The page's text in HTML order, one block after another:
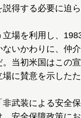
得する必要に迫ら
場を利用し、
いかわりに、仲
当初米国はこの
に賛意を示した
武装による安全